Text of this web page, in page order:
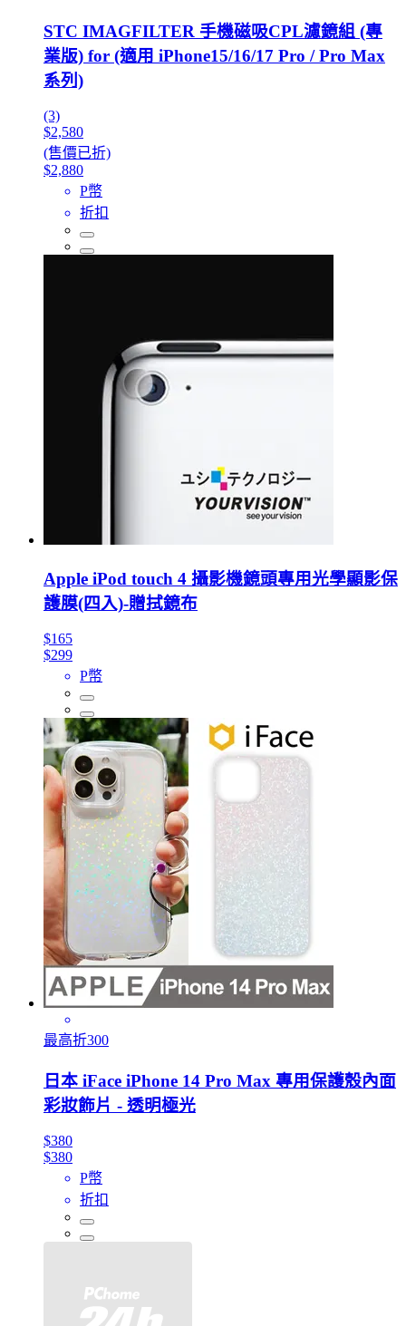
STC IMAGFILTER 手機磁吸CPL濾鏡組 (專
業版) for (適用 iPhone15/16/17 Pro / Pro Max
系列)
(3)
$2,580
(售價已折)
$2,880
P幣
折扣
Apple iPod touch 4 攝影機鏡頭專用光學顯影保
護膜(四入)-贈拭鏡布
$165
$299
P幣
最高折300
日本 iFace iPhone 14 Pro Max 專用保護殼內面
彩妝飾片 - 透明極光
$380
$380
P幣
折扣